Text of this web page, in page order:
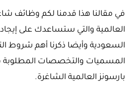
في مقالنا هذا قدمنا لكم وظائف
العالمية والتي ستساعدك على
السعودية وأيضا ذكرنا أهم شروط
المسميات والتخصصات
بارسونز العالمية الشاغرة.